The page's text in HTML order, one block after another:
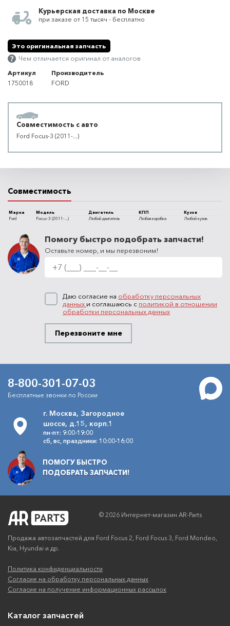
Курьерская доставка по Москве
при заказе от 15 тысяч - бесплатно
Это оригинальная запчасть
Чем отличается оригинал от аналогов
Артикул
1750018
Производитель
FORD
Совместимость с авто
Ford Focus-3 (2011-...)
Совместимость
Марка Модель Двигатель КПП
Кузов
Ford
Focus-3 (2011-...) Любой двигатель Любая коробка Любой кузов
Помогу быстро подобрать запчасти!
Оставьте номер, и мы перезвоним!
Даю согласие на обработку персональных
данных и соглашаюсь с политикой в отношении
обработки персональных данных
Перезвоните мне
8-800-301-07-03
Бесплатные звонки по России
г. Москва, Загородное
шоссе, д.15, корп.1
пн-пт: 9:00-19:00
сб, вс, праздники: 10:00-16:00
ПОМОГУ БЫСТРО
ПОДОБРАТЬ ЗАПЧАСТИ!
© 2026 Интернет-магазин AR-Parts
Продажа автозапчастей для Ford Focus 2, Ford Focus 3, Ford Mondeo,
Kia, Hyundai и др.
Политика конфиденциальности
Согласие на обработку персональных данных
Согласие на получение информационных рассылок
Каталог запчастей